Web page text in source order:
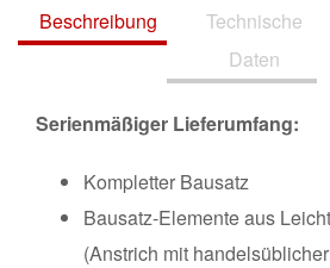
Beschreibung
Technische
Daten
Serienmäßiger Lieferumfang:
Kompletter Bausatz
Bausatz-Elemente aus
(Anstrich mit handelsüblicher